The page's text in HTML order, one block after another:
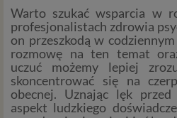
Warto szukać wsparcia w
profesjonalistach zdrowia
on przeszkodą w
rozmowę na ten temat
uczuć możemy lepiej
skoncentrować się na
obecnej. Uznając lęk
aspekt ludzkiego